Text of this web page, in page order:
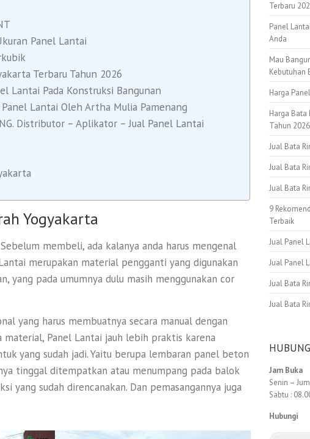
Panel Lantai
Terbaru Tahun 2026
Lantai Pada Konstruksi Bangunan
Lantai Oleh Artha Mulia Pamenang
Distributor – Aplikator – Jual Panel Lantai
Yogyakarta
membeli, ada kalanya anda harus mengenal
merupakan material pengganti yang digunakan
yang pada umumnya dulu masih menggunakan cor
yang harus membuatnya secara manual dengan
Panel Lantai jauh lebih praktis karena
yang sudah jadi. Yaitu berupa lembaran panel beton
tinggal ditempatkan atau menumpang pada balok
yang sudah direncanakan. Dan pemasangannya juga
Terbaru
Panel
Anda
Mau
Kebutuhan
Harga
Harga Bata
Tahun 2026
Jual Bata
Jual Bata
Jual Bata
9
Terbaik
Jual Panel
Jual Panel
Jual Bata
Jual Bata
Jam Buka
Senin –
Sabtu :
Hubungi